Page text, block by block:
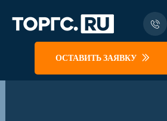
ОСТАВИТЬ ЗАЯВКУ